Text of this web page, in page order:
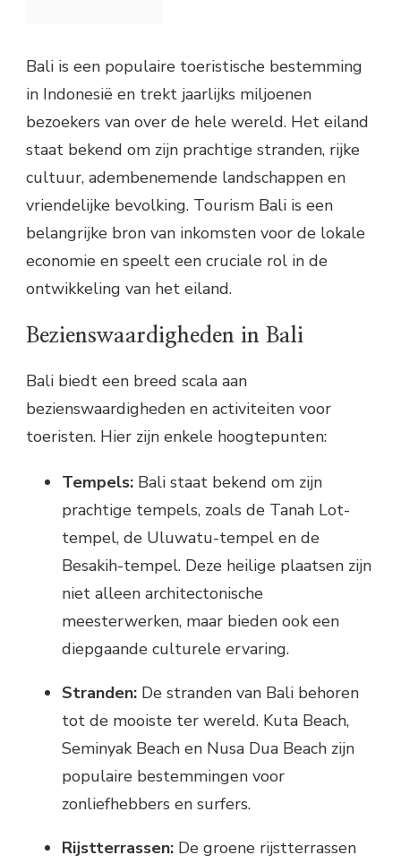
Bali is een populaire toeristische bestemming
in Indonesië en trekt jaarlijks miljoenen
bezoekers van over de hele wereld. Het eiland
staat bekend om zijn prachtige stranden, rijke
cultuur, adembenemende landschappen en
vriendelijke bevolking. Tourism Bali is een
belangrijke bron van inkomsten voor de lokale
economie en speelt een cruciale rol in de
ontwikkeling van het eiland.
Bezienswaardigheden in Bali
Bali biedt een breed scala aan
bezienswaardigheden en activiteiten voor
toeristen. Hier zijn enkele hoogtepunten:
Tempels: Bali staat bekend om zijn
prachtige tempels, zoals de Tanah Lot-
tempel, de Uluwatu-tempel en de
Besakih-tempel. Deze heilige plaatsen zijn
niet alleen architectonische
meesterwerken, maar bieden ook een
diepgaande culturele ervaring.
Stranden: De stranden van Bali behoren
tot de mooiste ter wereld. Kuta Beach,
Seminyak Beach en Nusa Dua Beach zijn
populaire bestemmingen voor
zonliefhebbers en surfers.
Rijstterrassen: De groene rijstterrassen